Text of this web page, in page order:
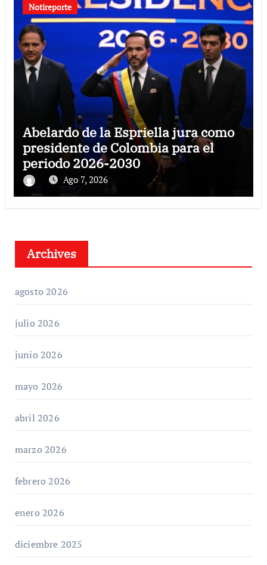
Notireporte
Abelardo de la Espriella jura como
presidente de Colombia para el
periodo 2026-2030
Ago 7, 2026
Archives
agosto 2026
julio 2026
junio 2026
mayo 2026
abril 2026
marzo 2026
febrero 2026
enero 2026
diciembre 2025